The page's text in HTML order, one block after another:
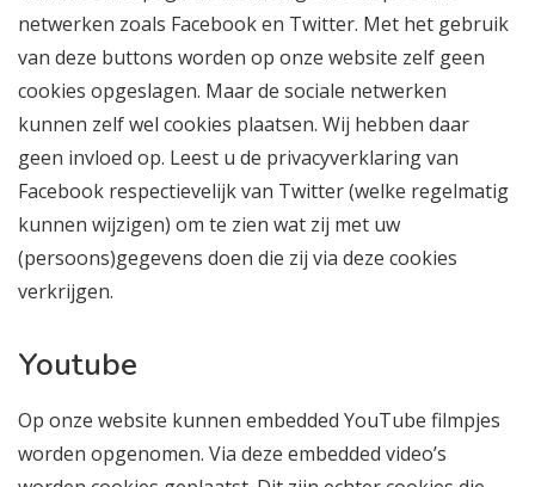
netwerken zoals Facebook en Twitter. Met het gebruik
van deze buttons worden op onze website zelf geen
cookies opgeslagen. Maar de sociale netwerken
kunnen zelf wel cookies plaatsen. Wij hebben daar
geen invloed op. Leest u de privacyverklaring van
Facebook respectievelijk van Twitter (welke regelmatig
kunnen wijzigen) om te zien wat zij met uw
(persoons)gegevens doen die zij via deze cookies
verkrijgen.
Youtube
Op onze website kunnen embedded YouTube filmpjes
worden opgenomen. Via deze embedded video’s